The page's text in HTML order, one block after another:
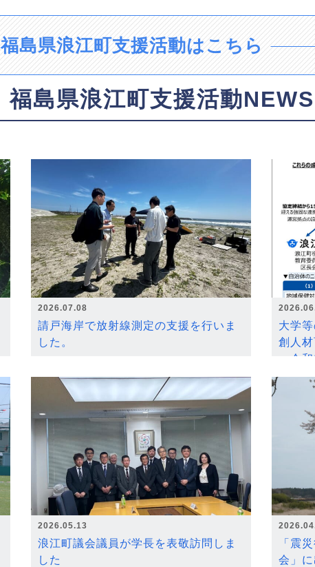
福島県浪江町支援活動はこちら
福島県浪江町支援活動NEWS
2026.07.08
請戸海岸で放射線測定の支援を行いま
した。
大学
創人
～令
2026.05.13
浪江町議会議員が学長を表敬訪問しま
した
「震
会」